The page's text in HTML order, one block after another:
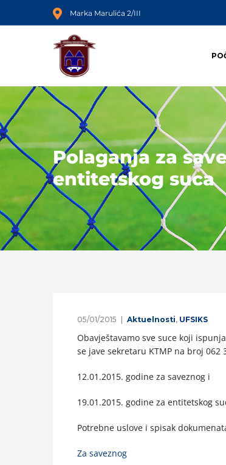
Marka Marulića 2/III
Polaganja za
entitetskog suca
05/01/2015 Aktuelnosti, UFSIKS
Obavještavamo sve suce koji
se jave sekretaru KTMP na broj
12.01.2015. godine za saveznog i
19.01.2015. godine za entitetskog
Potrebne uslove i spisak
Za saveznog